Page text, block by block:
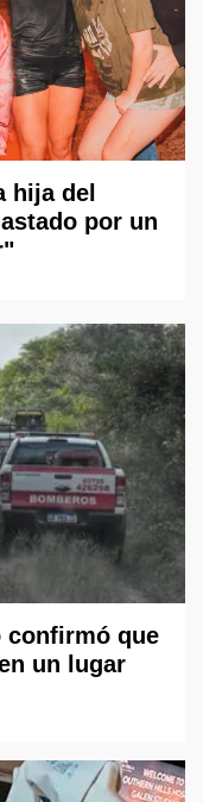
hija del
por un
confirmó que
un lugar